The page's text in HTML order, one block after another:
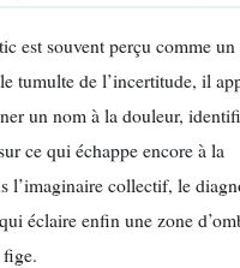
est souvent perçu comme un
tumulte de l’incertitude, il
un nom à la douleur,
ce qui échappe encore à la
l’imaginaire collectif, le
éclaire enfin une zone